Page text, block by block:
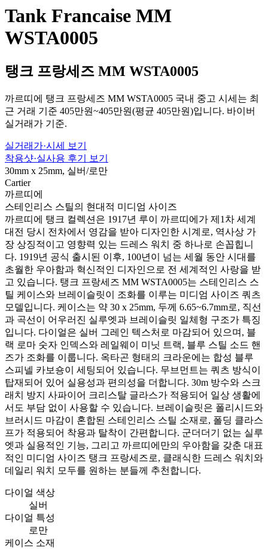
Tank Francaise MM
WSTA0005
탱크 프랑세즈 MM WSTA0005
까르띠에 탱크 프랑세즈 MM WSTA0005 국내 중고 시세는 최
근 거래 기준 405만원~405만원(평균 405만원)입니다. 바이버
실거래가 기준.
실거래가·시세 보기
착용샷·실사용 후기 보기
30mm x 25mm, 실버/로만
Cartier
까르띠에
스테인리스 스틸의 현대적 미디엄 사이즈
까르띠에 탱크 컬렉션은 1917년 루이 까르띠에가 제1차 세계
대전 당시 전차에서 영감을 받아 디자인한 시계로, 역사상 가
장 상징적이고 영향력 있는 드레스 워치 중 하나로 손꼽힙니
다. 1919년 공식 출시된 이후, 100년이 넘는 세월 동안 시대를
초월한 우아함과 혁신적인 디자인으로 전 세계적인 사랑을 받
고 있습니다. 탱크 프랑세즈 MM WSTA0005는 스테인리스 스
틸 케이스와 브레이슬릿이 조화를 이루는 미디엄 사이즈 쿼츠
모델입니다. 케이스는 약 30 x 25mm, 두께 6.65~6.7mm로, 직선
과 곡선이 어우러진 실루엣과 브레이슬릿 일체형 구조가 특징
입니다. 다이얼은 실버 그레인 텍스처로 마감되어 있으며, 블
랙 로마 숫자 인덱스와 레일웨이 미닛 트랙, 블루 스틸 소드 핸
즈가 조화를 이룹니다. 옥타곤 형태의 크라운에는 합성 블루
스피넬 카보숑이 세팅되어 있습니다. 무브먼트는 쿼츠 방식이
탑재되어 있어 실용성과 편의성을 더합니다. 30m 방수와 스크
래치 방지 사파이어 크리스탈 글라스가 적용되어 일상 생활에
서도 부담 없이 사용할 수 있습니다. 브레이슬릿은 폴리시드와
브러시드 마감이 혼합된 스테인리스 스틸 소재로, 폴딩 클라스
프가 적용되어 착용과 탈착이 간편합니다. 군더더기 없는 실루
엣과 실용적인 기능, 그리고 까르띠에만의 우아함을 갖춘 대표
적인 미디엄 사이즈 탱크 프랑세즈로, 클래식한 드레스 워치와
데일리 워치 모두를 원하는 분들께 추천합니다.
다이얼 색상
실버
다이얼 특성
로만
케이스 소재